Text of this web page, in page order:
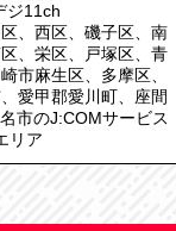
ジ11ch
、西区、磯子区、南
、栄区、戸塚区、青
市麻生区、多摩区、
愛甲郡愛川町、座間
市のJ:COMサービス
リア